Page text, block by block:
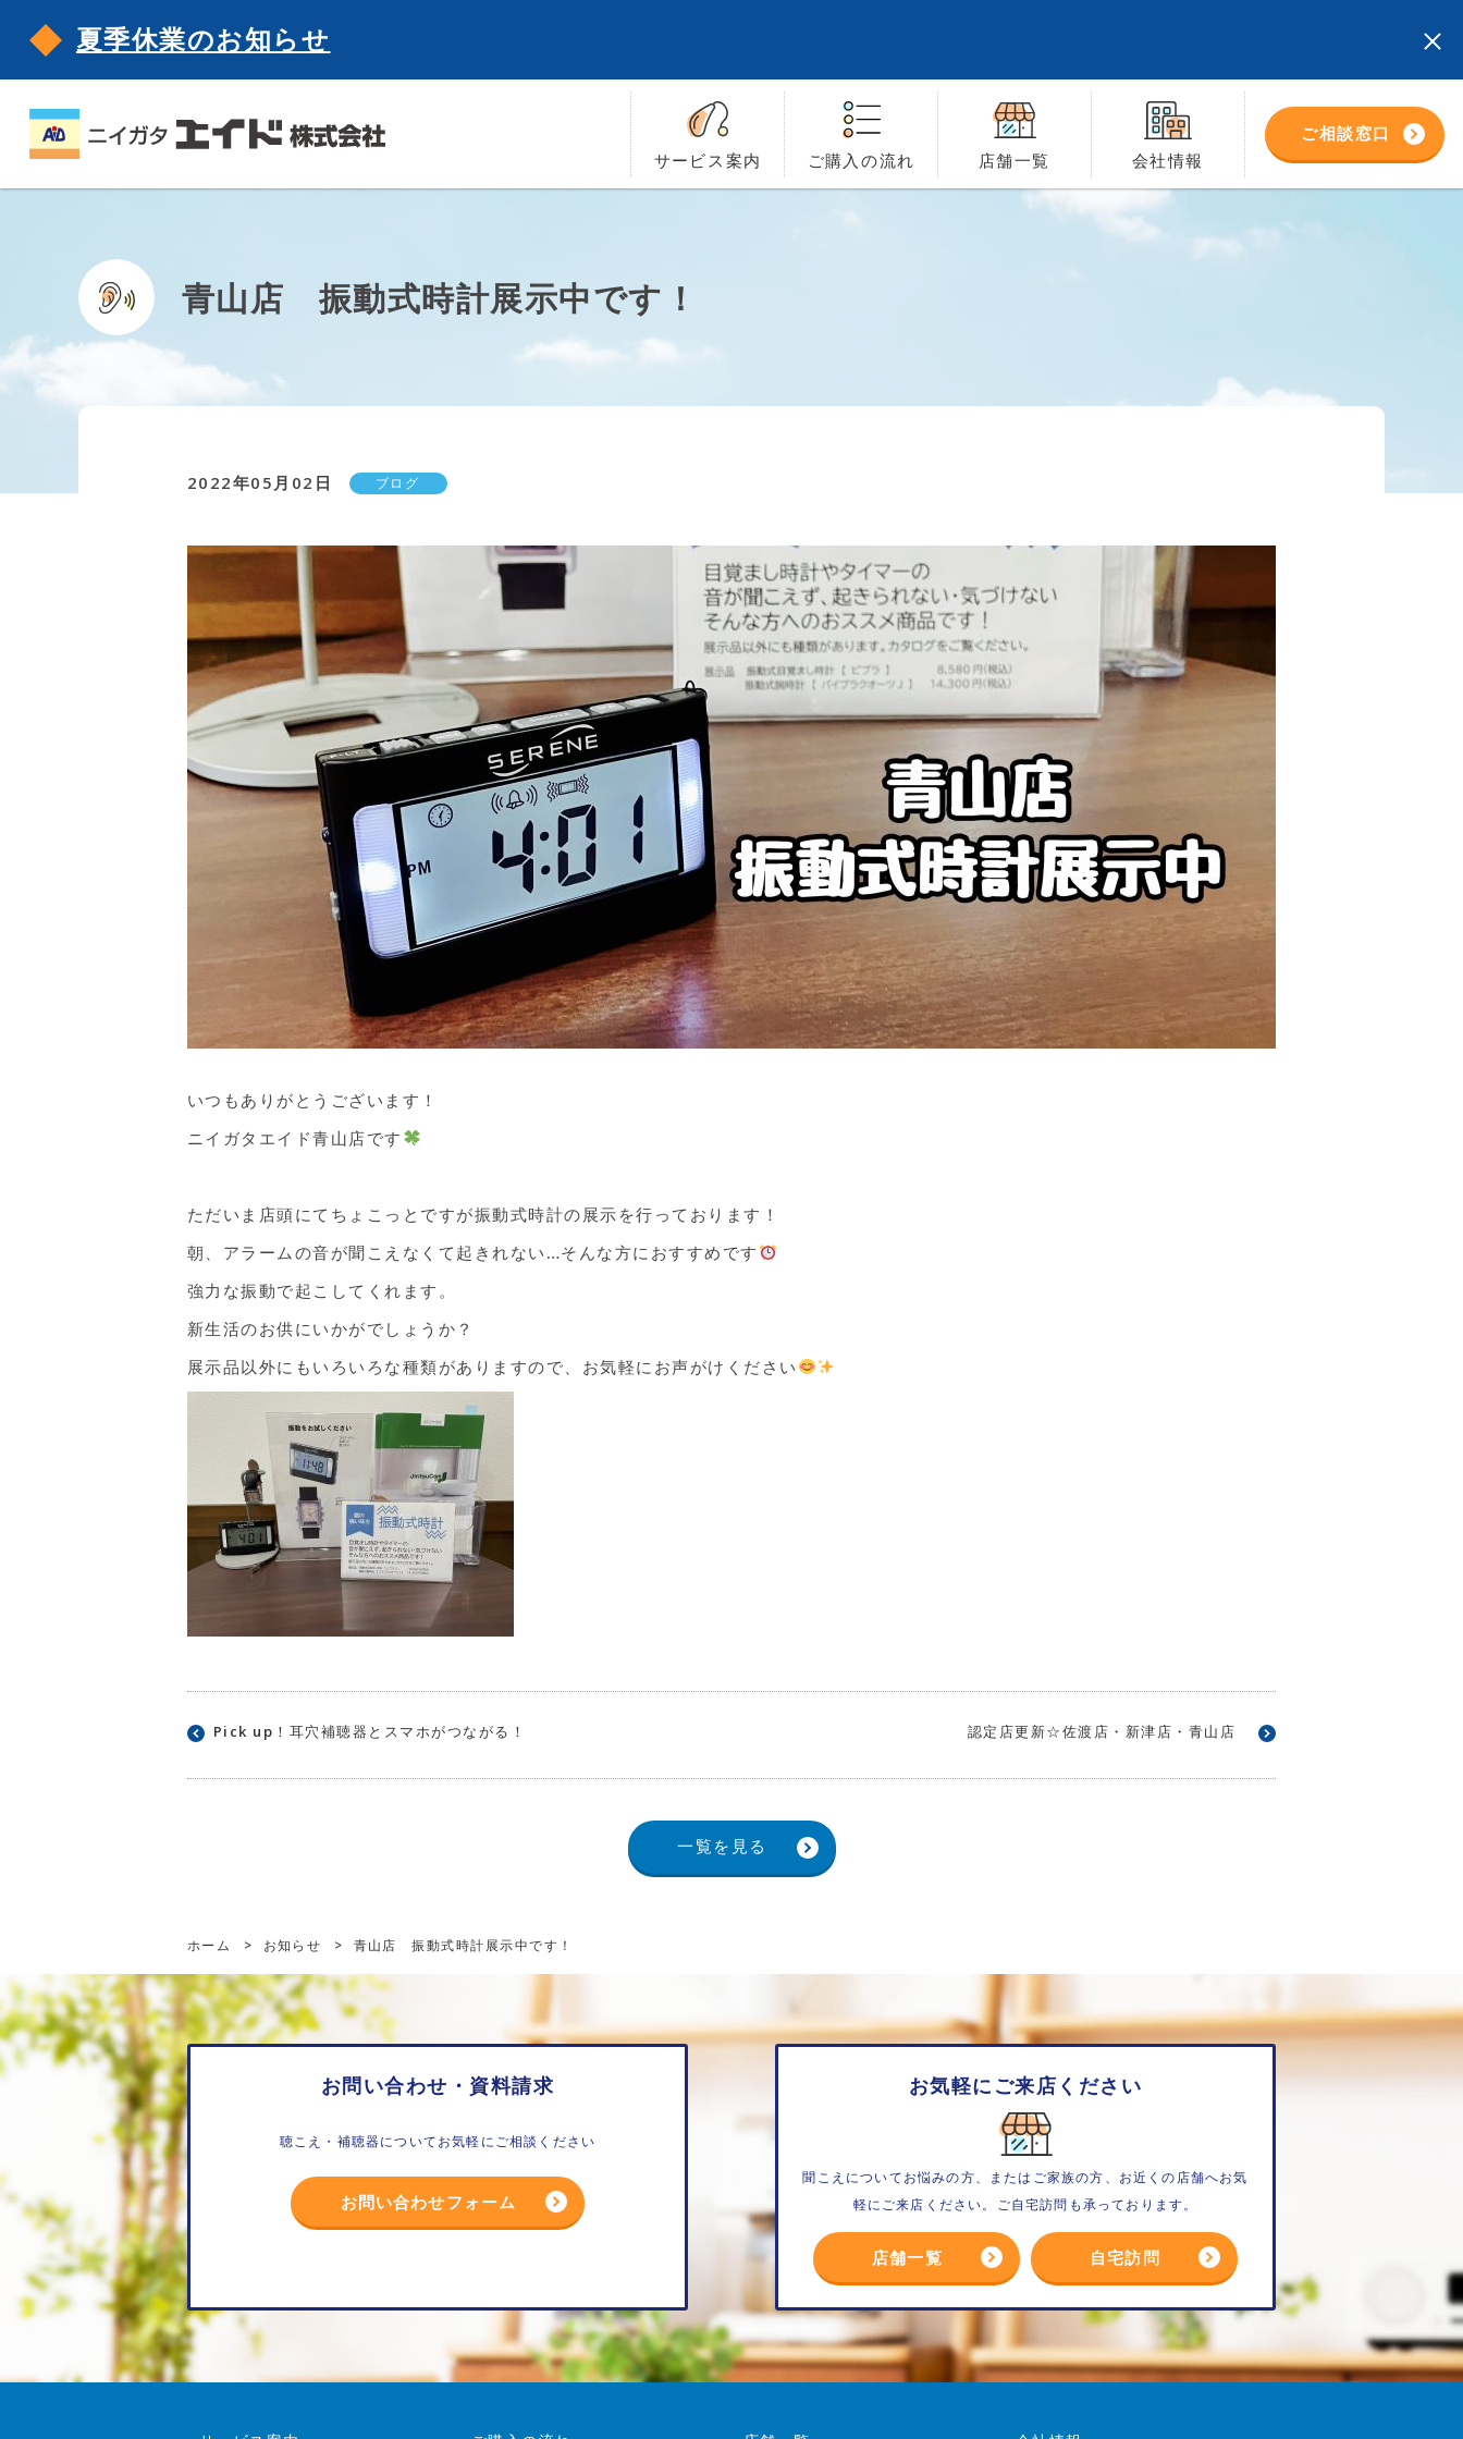
夏季休業のお知らせ
サービス 案内 ご購入の流れ 店舗一覧 会社情報
ご相談窓口
青山店 振動式時計展示中です！
2022年05月02日 ブログ
いつもありがとうございます！
ニイガタエイド青山店です
ただいま店頭にてちょこっとですが振動式時計の展示を行っております！
朝、アラームの音が聞こえなくて起きれない…そんな方におすすめです
強力な振動で起こしてくれます。
新生活のお供にいかがでしょうか？
展示品以外にもいろいろな種類がありますので、お気軽にお声がけください
Pick up！耳穴補聴器とスマホがつながる！ 認定店更新☆佐渡店・新津店・青山店
一覧を見る
ホーム > お知らせ > 青山店 振動式時計展示中です！
お問い合わせ・資料請求
聴こえ・補聴器についてお気軽にご相談ください
お問い合わせフォーム
お気軽にご来店ください
聞こえについてお悩みの方、またはご家族の方、お近くの店舗へお気
軽にご来店ください。ご自宅訪問も承っております。
店舗一覧 自宅訪問